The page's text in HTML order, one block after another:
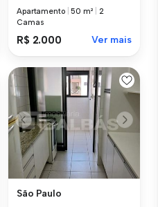
Apartamento |50 m²
2
Camas
R$ 2.000 Ver mais
São Paulo